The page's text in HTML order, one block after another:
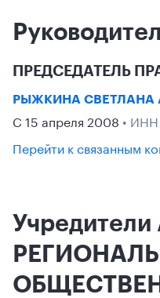
ПРЕДСЕДАТЕЛЬ
РЫЖКИНА СВЕТЛАНА
С 15 апреля 2008 •
Перейти к связанным